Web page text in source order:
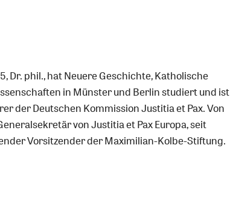
Dr. phil., hat Neuere Geschichte, Katholische
in Münster und Berlin studiert und ist
der Deutschen Kommission Justitia et Pax. Von
von Justitia et Pax Europa, seit
Vorsitzender der Maximilian-Kolbe-Stiftung.